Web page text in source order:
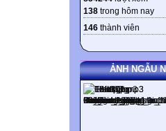
138 trong hôm nay
146 thành viên
ẢNH NGẪU